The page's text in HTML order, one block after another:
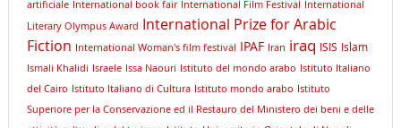
artificiale International book fair International Film Festival International
Literary Olympus Award International Prize for Arabic
Fiction International Woman's film festival IPAF Iran iraq ISIS Islam
Ismali Khalidi Israele Issa Naouri Istituto del mondo arabo Istituto Italiano
del Cairo Istituto Italiano di Cultura Istituto mondo arabo Istituto
Superiore per la Conservazione ed il Restauro del Ministero dei beni e delle